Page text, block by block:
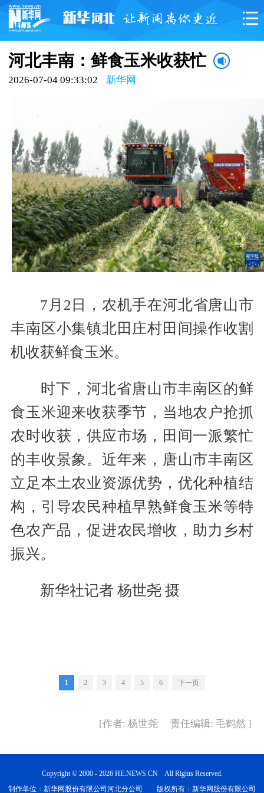
河北丰南：鲜食玉米收获忙
2026-07-04 09:33:02 新华网
7月2日，农机手在河北省唐山市
丰南区小集镇北田庄村田间操作收割
机收获鲜食玉米。
时下，河北省唐山市丰南区的鲜
食玉米迎来收获季节，当地农户抢抓
农时收获，供应市场，田间一派繁忙
的丰收景象。近年来，唐山市丰南区
立足本土农业资源优势，优化种植结
构，引导农民种植早熟鲜食玉米等特
色农产品，促进农民增收，助力乡村
振兴。
新华社记者 杨世尧 摄
1 2 3 4 5 6 下一页
[作者: 杨世尧 责任编辑: 毛鹤然 ]
Copyright © 2000 - 2026 HE.NEWS.CN All Rights Reserved.
制作单位：新华网股份有限公司河北分公司 版权所有：新华网股份有限公司